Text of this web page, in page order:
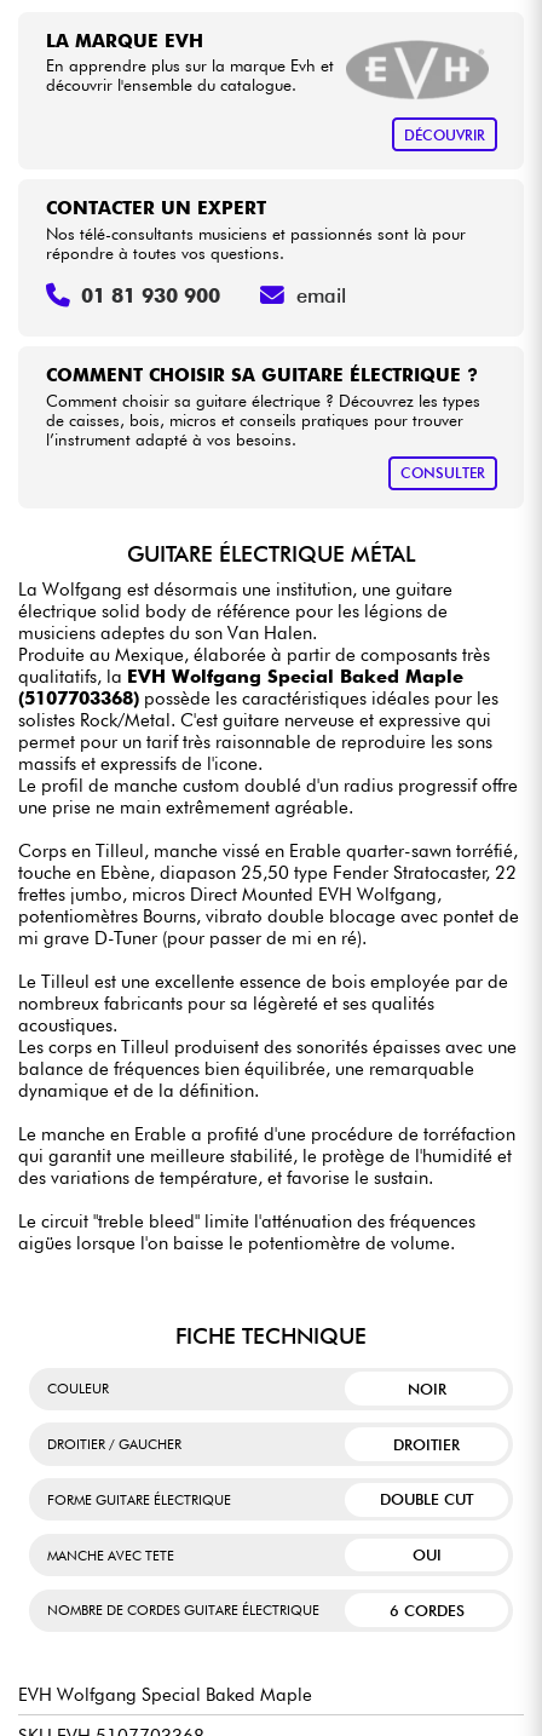
LA MARQUE EVH
En apprendre plus sur la marque Evh et
découvrir l'ensemble du catalogue.
DÉCOUVRIR
COMMENT CHOISIR SA GUITARE ÉLECTRIQUE ?
Comment choisir sa guitare électrique ? Découvrez les types
de caisses, bois, micros et conseils pratiques pour trouver
l’instrument adapté à vos besoins.
CONSULTER
CONTACTER UN EXPERT
Nos télé-consultants musiciens et passionnés sont là pour
répondre à toutes vos questions.
01 81 930 900 email
GUITARE ÉLECTRIQUE MÉTAL
La Wolfgang est désormais une institution, une guitare
électrique solid body de référence pour les légions de
musiciens adeptes du son Van Halen.
Produite au Mexique, élaborée à partir de composants très
qualitatifs, la EVH Wolfgang Special Baked Maple
(5107703368) possède les caractéristiques idéales pour les
solistes Rock/Metal. C'est guitare nerveuse et expressive qui
permet pour un tarif très raisonnable de reproduire les sons
massifs et expressifs de l'icone.
Le profil de manche custom doublé d'un radius progressif offre
une prise ne main extrêmement agréable.
Corps en Tilleul, manche vissé en Erable quarter-sawn torréfié,
touche en Ebène, diapason 25,50 type Fender Stratocaster, 22
frettes jumbo, micros Direct Mounted EVH Wolfgang,
potentiomètres Bourns, vibrato double blocage avec pontet de
mi grave D-Tuner (pour passer de mi en ré).
Le Tilleul est une excellente essence de bois employée par de
nombreux fabricants pour sa légèreté et ses qualités
acoustiques.
Les corps en Tilleul produisent des sonorités épaisses avec une
balance de fréquences bien équilibrée, une remarquable
dynamique et de la définition.
Le manche en Erable a profité d'une procédure de torréfaction
qui garantit une meilleure stabilité, le protège de l'humidité et
des variations de température, et favorise le sustain.
Le circuit "treble bleed" limite l'atténuation des fréquences
aigües lorsque l'on baisse le potentiomètre de volume.
FICHE TECHNIQUE
COULEUR NOIR
DROITIER / GAUCHER DROITIER
FORME GUITARE ÉLECTRIQUE DOUBLE CUT
MANCHE AVEC TETE OUI
NOMBRE DE CORDES GUITARE ÉLECTRIQUE 6 CORDES
EVH Wolfgang Special Baked Maple